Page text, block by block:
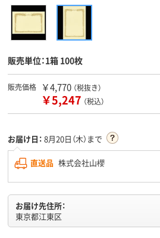
販売単位：1箱 100枚
販売価格 ￥4,770 （税抜き）
￥5,247 （税込）
お届け日： 8月20日（木）まで
直送品 株式会社山櫻
お届け先住所：
東京都江東区